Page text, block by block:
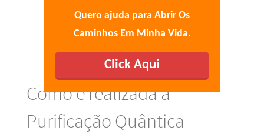
Quero ajuda para Abrir Os
Caminhos Em Minha Vida.
Click Aqui
Como é realizada a
Purificação Quântica